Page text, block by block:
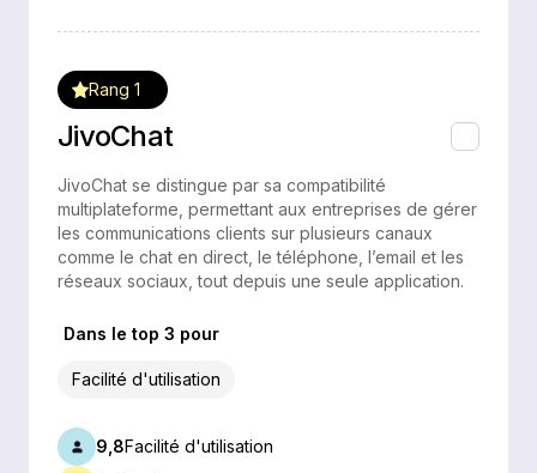
JivoChat
Rang 1
JivoChat se distingue par sa compatibilité
multiplateforme, permettant aux entreprises de gérer
les communications clients sur plusieurs canaux
comme le chat en direct, le téléphone, l’email et les
réseaux sociaux, tout depuis une seule application.
Dans le top 3 pour
Facilité d'utilisation
9,8Facilité d'utilisation